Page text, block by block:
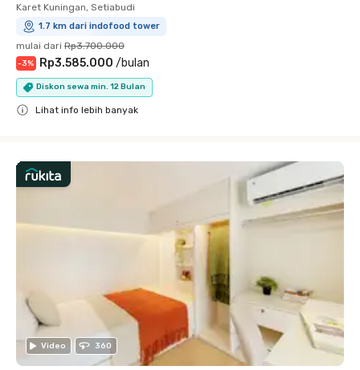
Karet Kuningan, Setiabudi
1.7 km dari indofood tower
mulai dari Rp3.700.000
-3% Rp3.585.000 /bulan
Diskon sewa min. 12 Bulan
Lihat info lebih banyak
Video 360